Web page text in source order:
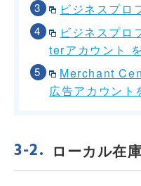
ビジネスプロ
ビジネスプ
terアカウント
Merchant
広告アカウント
ローカル在